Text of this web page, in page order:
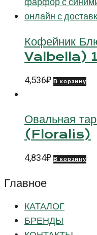
Кофейник
Valbella)
4,536₽ В корзину
Овальная
(Floralis)
4,834₽ В корзину
Главное
КАТАЛОГ
БРЕНДЫ